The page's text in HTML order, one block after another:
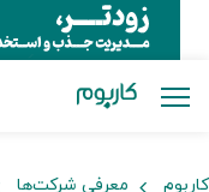
کاربوم معرفی شرکت‌ها